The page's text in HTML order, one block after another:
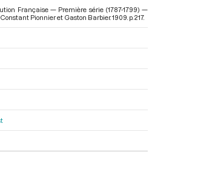
Française — Première série (1787-1799) —
Pionnier et Gaston Barbier. 1909. p. 217.